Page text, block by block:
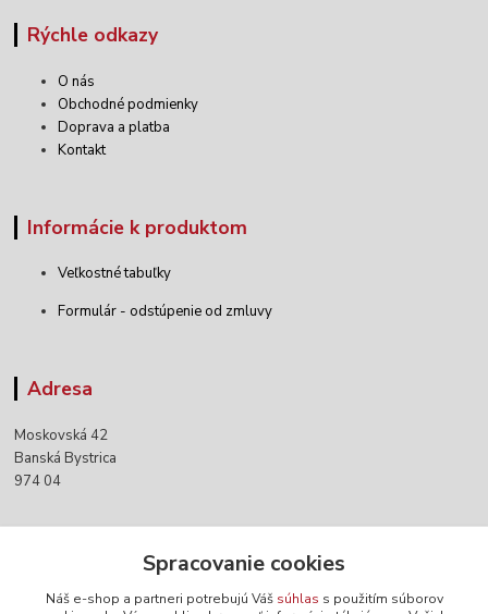
Rýchle odkazy
O nás
Obchodné podmienky
Doprava a platba
Kontakt
Informácie k produktom
Veľkostné tabuľky
Formulár - odstúpenie od zmluvy
Adresa
Moskovská 42
Banská Bystrica
974 04
Spracovanie cookies
Náš e-shop a partneri potrebujú Váš súhlas s použitím súborov